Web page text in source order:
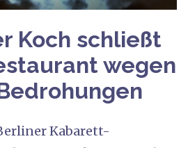
Koch schließt
wegen
Kabarett-